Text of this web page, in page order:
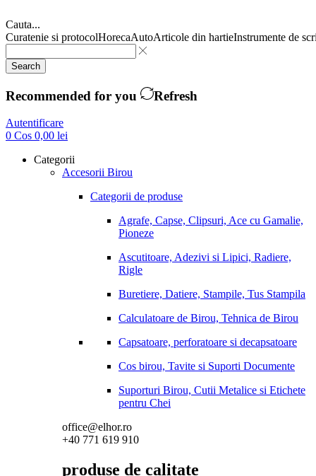
Cauta...
Curatenie si protocolHorecaAutoArticole din hartieInstrumente de
Search
Recommended for you Refresh
Autentificare
0 Cos 0,00 lei
Categorii
Accesorii Birou
Categorii de produse
Agrafe, Capse, Clipsuri, Ace cu Gamalie,
Pioneze
Ascutitoare, Adezivi si Lipici, Radiere,
Rigle
Buretiere, Datiere, Stampile, Tus Stampila
Calculatoare de Birou, Tehnica de Birou
Capsatoare, perforatoare si decapsatoare
Cos birou, Tavite si Suporti Documente
Suporturi Birou, Cutii Metalice si Etichete
pentru Chei
office@elhor.ro
+40 771 619 910
produse de calitate